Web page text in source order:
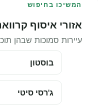
המשיכו בחיפוש
אזורי איסוף
עיירות סמוכות שבהן
בוסטון
ג'רסי סיטי